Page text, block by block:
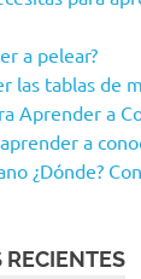
a pelear?
las tablas de
Aprender a
a
¿Dónde?